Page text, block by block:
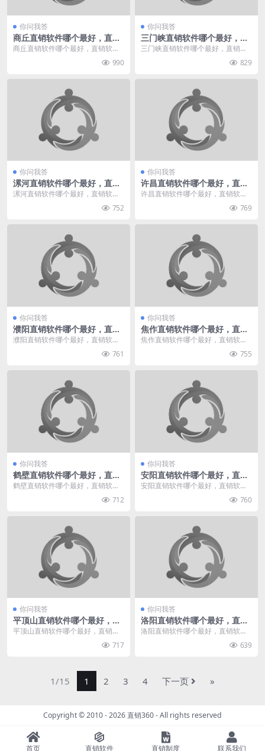
你问我答
商丘直销软件哪个最好，直销
软件有哪些
商丘直销软件哪个最好，直销软件
990
你问我答
三门峡直销软件哪个最好，直
销软件有哪些
三门峡直销软件哪个最好，直销软
829
你问我答
漯河直销软件哪个最好，直销
软件有哪些
漯河直销软件哪个最好，直销软件
752
你问我答
许昌直销软件哪个最好，直销
软件有哪些
许昌直销软件哪个最好，直销软件
769
你问我答
濮阳直销软件哪个最好，直销
软件有哪些
濮阳直销软件哪个最好，直销软件
761
你问我答
焦作直销软件哪个最好，直销
软件有哪些
焦作直销软件哪个最好，直销软件
755
你问我答
鹤壁直销软件哪个最好，直销
软件有哪些
鹤壁直销软件哪个最好，直销软件
712
你问我答
安阳直销软件哪个最好，直销
软件有哪些
安阳直销软件哪个最好，直销软件
760
你问我答
平顶山直销软件哪个最好，直
销软件有哪些
平顶山直销软件哪个最好，直销软
717
你问我答
洛阳直销软件哪个最好，直销
软件有哪些
洛阳直销软件哪个最好，直销软件
639
1/15 1 2 3 4 下一页 »
Copyright © 2010 - 2026直销360- All rights reserved
首页 直销软件 直销制度 联系我们